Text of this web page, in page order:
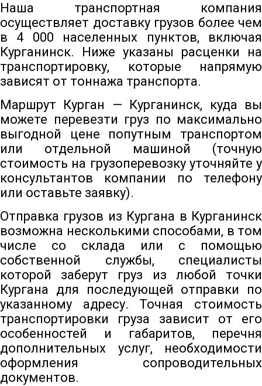
Наша транспортная компания
осуществляет доставку грузов более чем
в 4 000 населенных пунктов, включая
Курганинск. Ниже указаны расценки на
транспортировку, которые напрямую
зависят от тоннажа транспорта.
Маршрут Курган — Курганинск, куда вы
можете перевезти груз по максимально
выгодной цене попутным транспортом
или отдельной машиной (точную
стоимость на грузоперевозку уточняйте у
консультантов компании по телефону
или оставьте заявку).
Отправка грузов из Кургана в Курганинск
возможна несколькими способами, в том
числе со склада или с помощью
собственной службы, специалисты
которой заберут груз из любой точки
Кургана для последующей отправки по
указанному адресу. Точная стоимость
транспортировки груза зависит от его
особенностей и габаритов, перечня
дополнительных услуг, необходимости
оформления сопроводительных
документов.